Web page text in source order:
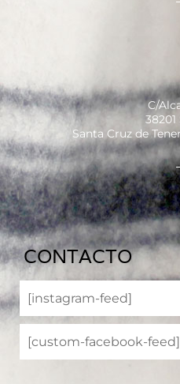
C/
Santa Cruz de
CONTACTO
[instagram-feed]
[custom-facebook-feed]